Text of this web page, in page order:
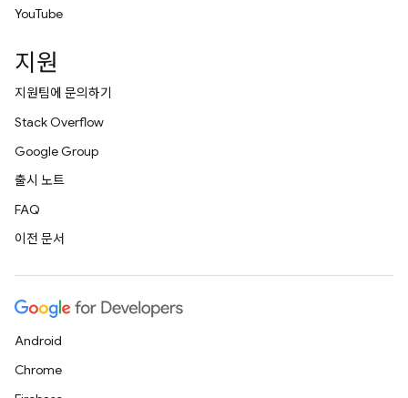
YouTube
지원
지원팀에 문의하기
Stack Overflow
Google Group
출시 노트
FAQ
이전 문서
Android
Chrome